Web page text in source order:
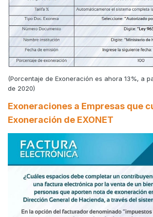
(Porcentaje de Exoneración es ahora 13%, a
de 2020)
Exoneraciones a Empresas que
Exoneración de EXONET